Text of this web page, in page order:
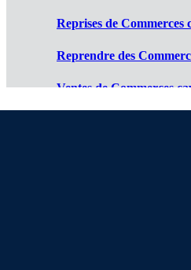
Reprises de Commerces
Reprendre des
Ventes de Commerces